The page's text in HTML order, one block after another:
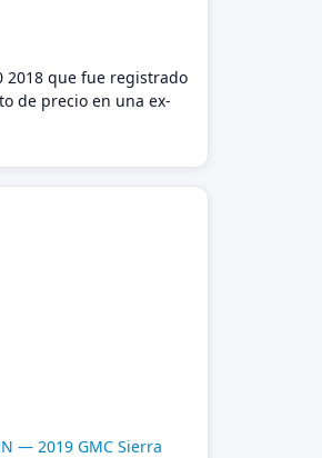
2018 que fue registrado
de precio en una ex-
— 2019 GMC Sierra